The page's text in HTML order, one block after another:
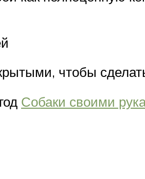
чтобы
Собаки своими